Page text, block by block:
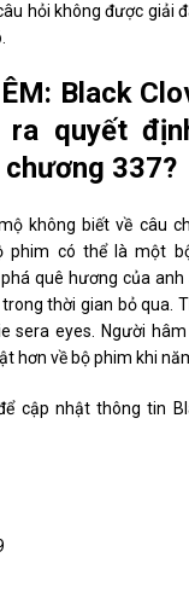
hỏi không được giải
Black
ra quyết
337?
không biết về câu
phim có thể là một
quê hương của
thời gian bỏ qua.
sera eyes. Người
hơn về bộ phim khi
cập nhật thông tin